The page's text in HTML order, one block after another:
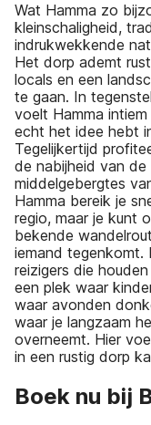
Wat Hamma zo
kleinschaligheid,
indrukwekkende
Het dorp ademt
locals en een
te gaan. In
voelt Hamma
echt het idee hebt
Tegelijkertijd
de nabijheid van
middelgebergtes
Hamma bereik je
regio, maar je kunt
bekende
iemand tegenkomt.
reizigers die
een plek waar
waar avonden
waar je langzaam
overneemt. Hier
in een rustig dorp
Boek nu bij